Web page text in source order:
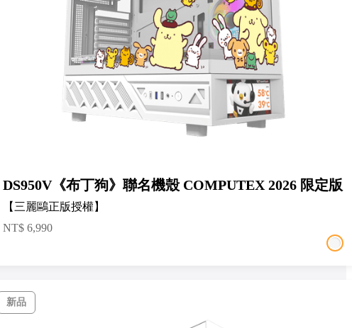
DS950V《布丁狗》聯名機殼 COMPUTEX 2026 限定版
【三麗鷗正版授權】
NT$ 6,990
新品